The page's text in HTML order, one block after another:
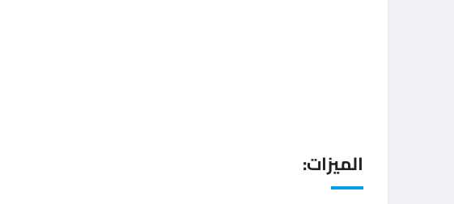
الميزات: